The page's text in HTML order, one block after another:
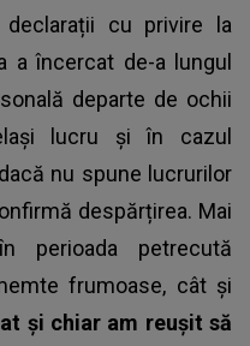
cu privire la
a încercat de-a lungul
departe de ochii
lucru și în cazul
nu spune lucrurilor
despărțirea. Mai
perioada petrecută
frumoase, cât și
și chiar am reușit să